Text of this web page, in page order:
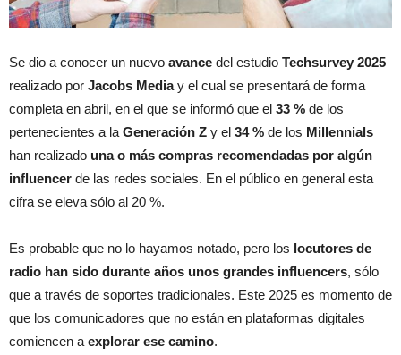
Se dio a conocer un nuevo avance del estudio Techsurvey 2025
realizado por Jacobs Mediay el cual se presentará de forma
completa en abril, en el que se informó que el 33 % de los
pertenecientes a la Generación Z y el 34 % de los Millennials
han realizado una o más compras recomendadas por algún
influencer de las redes sociales. En el público en general esta
cifra se eleva sólo al 20 %.
Es probable que no lo hayamos notado, pero los locutores de
radio han sido durante años unos grandes influencers, sólo
que a través de soportes tradicionales. Este 2025 es momento de
que los comunicadores que no están en plataformas digitales
comiencen a explorar ese camino.